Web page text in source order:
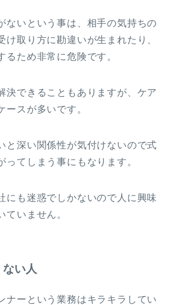
ないという事は、相手の気持ちの
け取り方に勘違いが生まれたり、
るため非常に危険です。
決できることもありますが、ケア
ースが多いです。
と深い関係性が気付けないので式
ってしまう事にもなります。
にも迷惑でしかないので人に興味
ていません。
い人
ナーという業務はキラキラしてい